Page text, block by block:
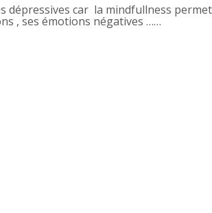
dépressives car la mindfullness
, ses émotions négatives ……